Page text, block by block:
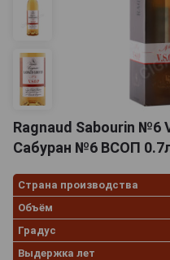
Ragnaud Sabourin №6
Сабуран №6 ВСОП
Страна производства
Объём
Градус
Выдержка лет